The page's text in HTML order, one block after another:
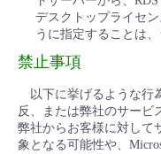
デスクトップライセ
うに指定することは
禁止事項
以下に挙げるような行
反、または弊社のサービ
弊社からお客様に対して
象となる可能性や、